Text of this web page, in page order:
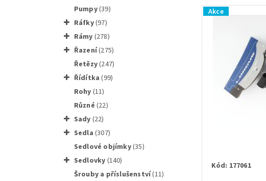
pumpy(39)
ráfky(97)
rámy (278)
řazení(275)
řetězy(247)
řídítka(99)
rohy (11)
různé(22)
sady (22)
sedla(307)
sedlové objímky(35)
sedlovky (140)
Šrouby a příslušenství(11)
Akce
Kód: 177061